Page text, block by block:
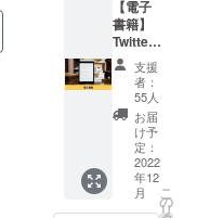
が相違
する場
合等、
掲載を
お断り
させて
いただ
く場合
があり
ます。
お断り
させて
リター
ン実行
完了。
※有効期
限は
2023年
1月〜6
月の間
に20投
稿まで
です。
※公序良
後に決
定しご
連絡し
ます。
※食事代
が含ま
れま
す。 ※
ご安心
いただ
けるよ
う面会
ます。
なお、
支援時
に上乗
せ支援
が可能
です。
応援の
気持ち
の上乗
せ、大
歓迎で
【電子
書籍】
Twitter
運用書
籍をお
届けし
ます お
礼の
メール
付き。
※メール
にてダ
支援
者：
55人
お届
け予
定：
2022
年12
月
こ
の
リ